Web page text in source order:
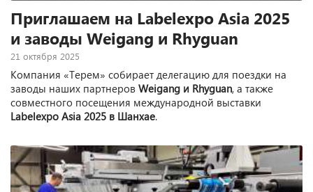
Приглашаем на Labelexpo Asia 2025
и заводы Weigang и Rhyguan
21 октября 2025
Компания «Терем» собирает делегацию для поездки на
заводы наших партнеров Weigang и Rhyguan, а также
совместного посещения международной выставки
Labelexpo Asia 2025 в Шанхае.